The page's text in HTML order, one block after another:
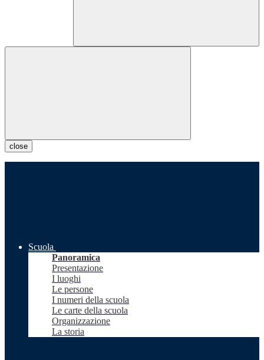
close
Scuola
Panoramica
Presentazione
I luoghi
Le persone
I numeri della scuola
Le carte della scuola
Organizzazione
La storia